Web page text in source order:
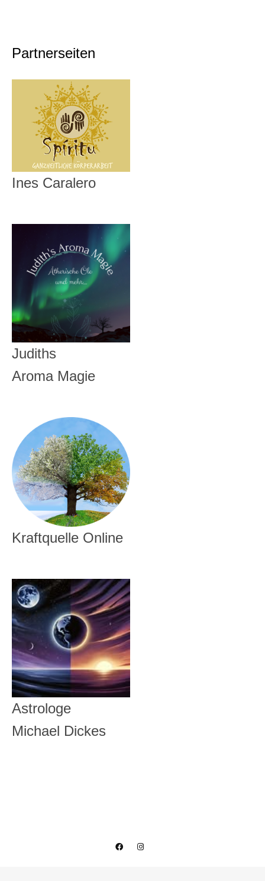
Partnerseiten
Ines Caralero
Judiths
Aroma Magie
Kraftquelle Online
Astrologe
Michael Dickes